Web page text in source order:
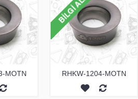
MOTN RHKW-1204-MOTN